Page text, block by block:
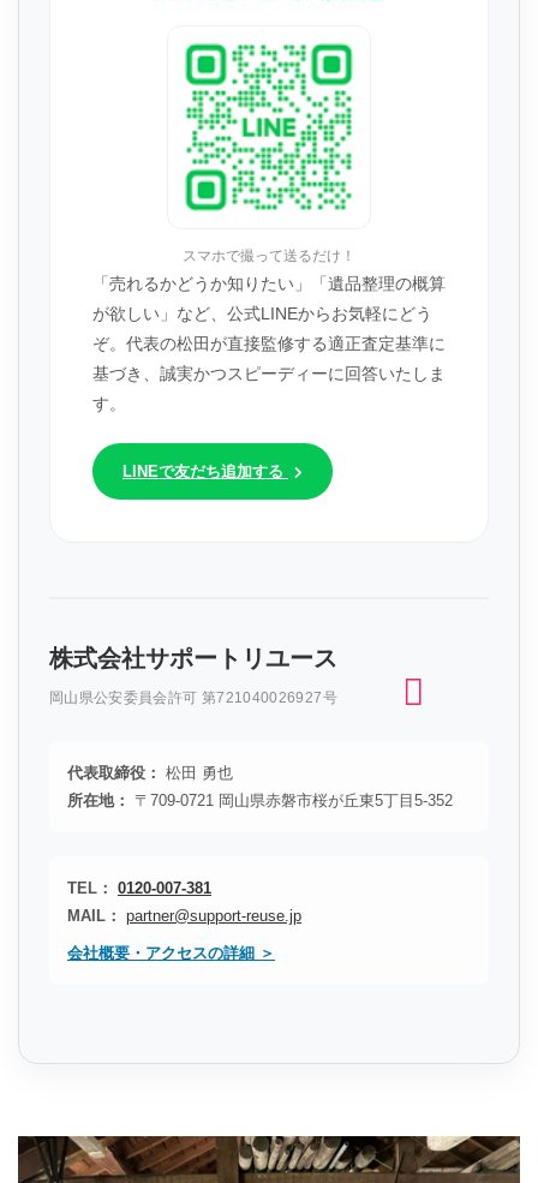
スマホで撮って送るだけ！
「売れるかどうか知りたい」「遺品整理の概算
が欲しい」など、公式LINEからお気軽にどう
ぞ。代表の松田が直接監修する適正査定基準に
基づき、誠実かつスピーディーに回答いたしま
す。
LINEで友だち追加する
株式会社サポートリユース
岡山県公安委員会許可 第721040026927号
代表取締役： 松田 勇也
所在地：
〒709-0721 岡山県赤磐市桜が丘東5丁目5-352
TEL： 0120-007-381
MAIL： partner@support-reuse.jp
会社概要・アクセスの詳細 ＞